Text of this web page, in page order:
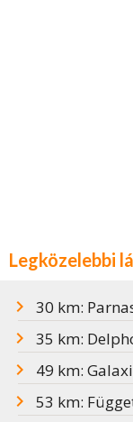
Legközelebbi
30 km:
35 km:
49 km:
53 km: